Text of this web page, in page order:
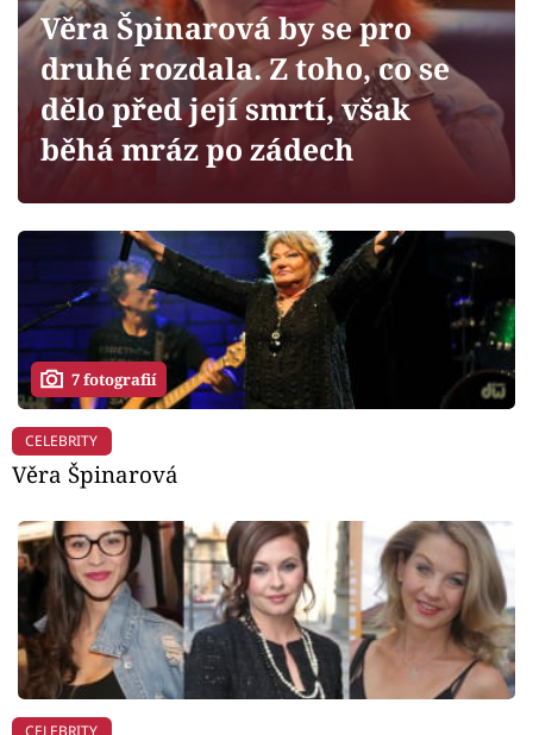
Sledujte prima+
Filmový festival Karlovy Vary
Mámy sobě
Přihlášení
Sledujte nás
Věra Špinarová by se pro
druhé rozdala. Z toho, co se
dělo před její smrtí, však
běhá mráz po zádech
7 fotografií
CELEBRITY
Věra Špinarová
CELEBRITY